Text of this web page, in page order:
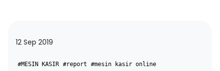
12 Sep 2019
#MESIN KASIR #report
#mesin kasir online